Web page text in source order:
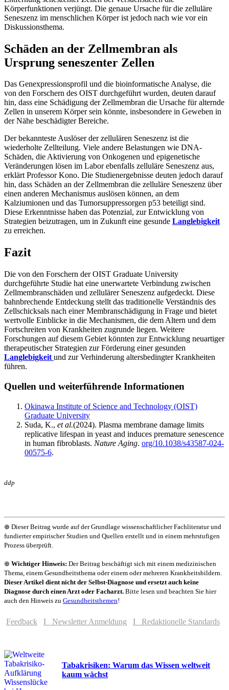
Körperfunktionen verjüngt. Die genaue Ursache für die zelluläre
Seneszenz im menschlichen Körper ist jedoch nach wie vor ein
Diskussionsthema.
Schäden an der Zellmembran als
Ursprung seneszenter Zellen
Das Genexpressionsprofil und die bioinformatische Analyse, die
von den Forschern des OIST durchgeführt wurden, deuten darauf
hin, dass eine Schädigung der Zellmembran die Ursache für alternde
Zellen in unserem Körper sein könnte, insbesondere in Geweben in
der Nähe beschädigter Bereiche.
Der bekannteste Auslöser der zellulären Seneszenz ist die
wiederholte Zellteilung. Viele andere Belastungen wie DNA-
Schäden, die Aktivierung von Onkogenen und epigenetische
Veränderungen lösen im Labor ebenfalls zelluläre Seneszenz aus,
erklärt Professor Kono. Die Studienergebnisse deuten jedoch darauf
hin, dass Schäden an der Zellmembran die zelluläre Seneszenz über
einen anderen Mechanismus auslösen können, an dem
Kalziumionen und das Tumorsuppressorgen p53 beteiligt sind.
Diese Erkenntnisse haben das Potenzial, zur Entwicklung von
Strategien beizutragen, um in Zukunft eine gesunde Langlebigkeit
zu erreichen.
Fazit
Die von den Forschern der OIST Graduate University
durchgeführte Studie hat eine unerwartete Verbindung zwischen
Zellmembranschäden und zellulärer Seneszenz aufgedeckt. Diese
bahnbrechende Entdeckung stellt das traditionelle Verständnis des
Zellschicksals nach einer Membranschädigung in Frage und bietet
wertvolle Einblicke in die Mechanismen, die dem Altern und dem
Fortschreiten von Krankheiten zugrunde liegen. Weitere
Forschungen auf diesem Gebiet könnten zur Entwicklung neuartiger
therapeutischer Strategien zur Förderung einer gesunden
Langlebigkeit und zur Verhinderung altersbedingter Krankheiten
führen.
Quellen und weiterführende Informationen
Okinawa Institute of Science and Technology (OIST)
Graduate University
Suda, K., et al.(2024). Plasma membrane damage limits
replicative lifespan in yeast and induces premature senescence
in human fibroblasts. Nature Aging. org/10.1038/s43587-024-
00575-6.
ddp
⊕ Dieser Beitrag wurde auf der Grundlage wissenschaftlicher Fachliteratur und
fundierter empirischer Studien und Quellen erstellt und in einem mehrstufigen
Prozess überprüft.
⊕ Wichtiger Hinweis: Der Beitrag beschäftigt sich mit einem medizinischen
Thema, einem Gesundheitsthema oder einem oder mehreren Krankheitsbildern.
Dieser Artikel dient nicht der Selbst-Diagnose und ersetzt auch keine
Diagnose durch einen Arzt oder Facharzt. Bitte lesen und beachten Sie hier
auch den Hinweis zu Gesundheitsthemen!
Feedback I Newsletter Anmeldung I Redaktionelle Standards
Tabakrisiken: Warum das Wissen weltweit
kaum wächst